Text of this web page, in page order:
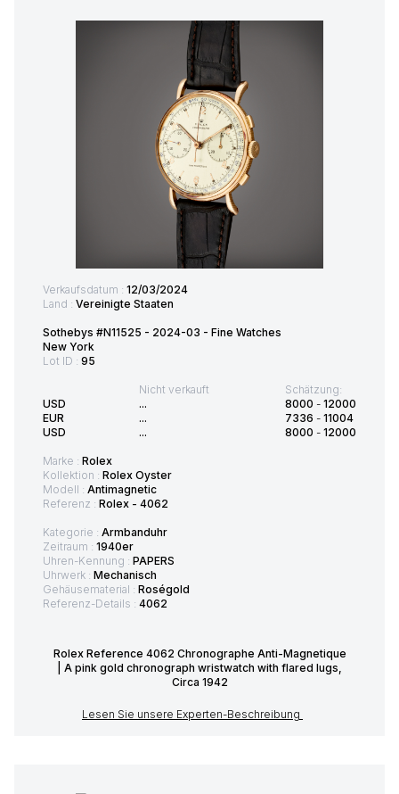
Verkaufsdatum : 12/03/2024
Land : Vereinigte Staaten
Sothebys #N11525 - 2024-03 - Fine Watches
New York
Lot ID : 95
USD
EUR
USD
Nicht verkauft
...
...
...
Schätzung:
8000 - 12000
7336 - 11004
8000 - 12000
Marke : Rolex
Kollektion : Rolex Oyster
Modell : Antimagnetic
Referenz : Rolex - 4062
Kategorie : Armbanduhr
Zeitraum : 1940er
Uhren-Kennung : PAPERS
Uhrwerk : Mechanisch
Gehäusematerial : Roségold
Referenz-Details : 4062
Rolex Reference 4062 Chronographe Anti-Magnetique
| A pink gold chronograph wristwatch with flared lugs,
Circa 1942
Lesen Sie unsere Experten-Beschreibung